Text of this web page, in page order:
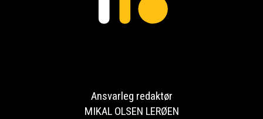
Ansvarleg redaktør
MIKAL OLSEN LERØEN